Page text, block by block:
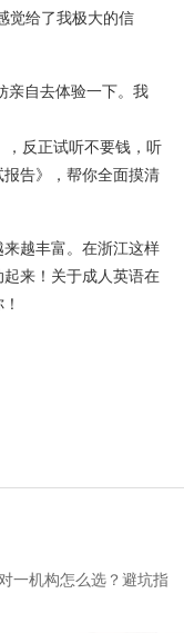
觉给了我极大的信
亲自去体验一下。我
，反正试听不要钱，听
告》，帮你全面摸清
越丰富。在浙江这样
来！关于成人英语在
一机构怎么选？避坑指